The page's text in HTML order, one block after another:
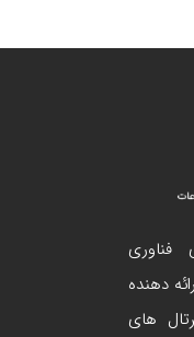
دهنده
های